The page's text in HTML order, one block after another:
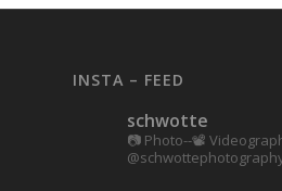
INSTA – FEED
schwotte
📷 Photo--📽️